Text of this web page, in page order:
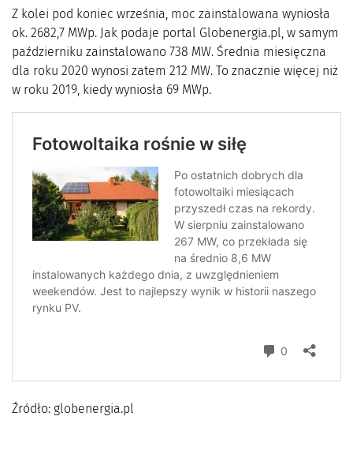
Z kolei pod koniec września, moc zainstalowana wyniosła
ok. 2682,7 MWp. Jak podaje portal Globenergia.pl, w samym
październiku zainstalowano 738 MW. Średnia miesięczna
dla roku 2020 wynosi zatem 212 MW. To znacznie więcej niż
w roku 2019, kiedy wyniosła 69 MWp.
Źródło: globenergia.pl